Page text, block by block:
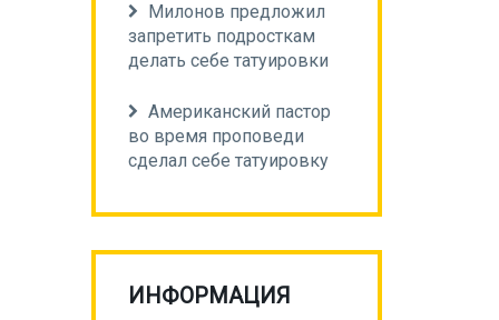
Милонов предложил
запретить подросткам
делать себе татуировки
Американский пастор
во время проповеди
сделал себе татуировку
ИНФОРМАЦИЯ